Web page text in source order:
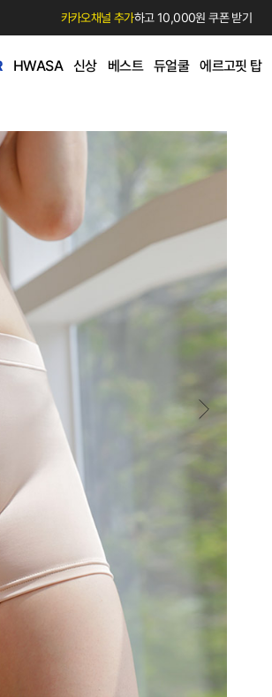
카카오채널 추가하고 10,000원 쿠폰 받기
HWASA 신상 베스트 듀얼쿨 에르고핏 탑